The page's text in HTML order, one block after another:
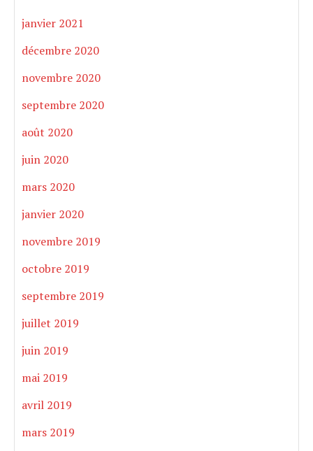
janvier 2021
décembre 2020
novembre 2020
septembre 2020
août 2020
juin 2020
mars 2020
janvier 2020
novembre 2019
octobre 2019
septembre 2019
juillet 2019
juin 2019
mai 2019
avril 2019
mars 2019